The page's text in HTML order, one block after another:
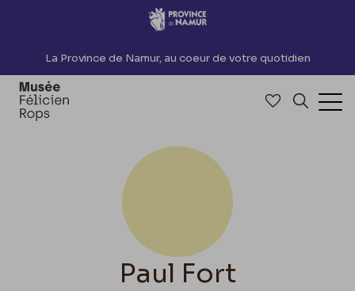
Accèder directement au contenu
La Province de Namur, au coeur de votre quotidien
Accéder à
Paul Fort